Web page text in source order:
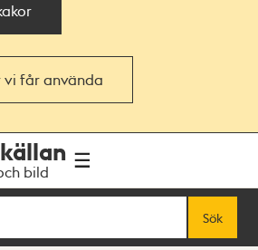
vi får använda
bild
Sök